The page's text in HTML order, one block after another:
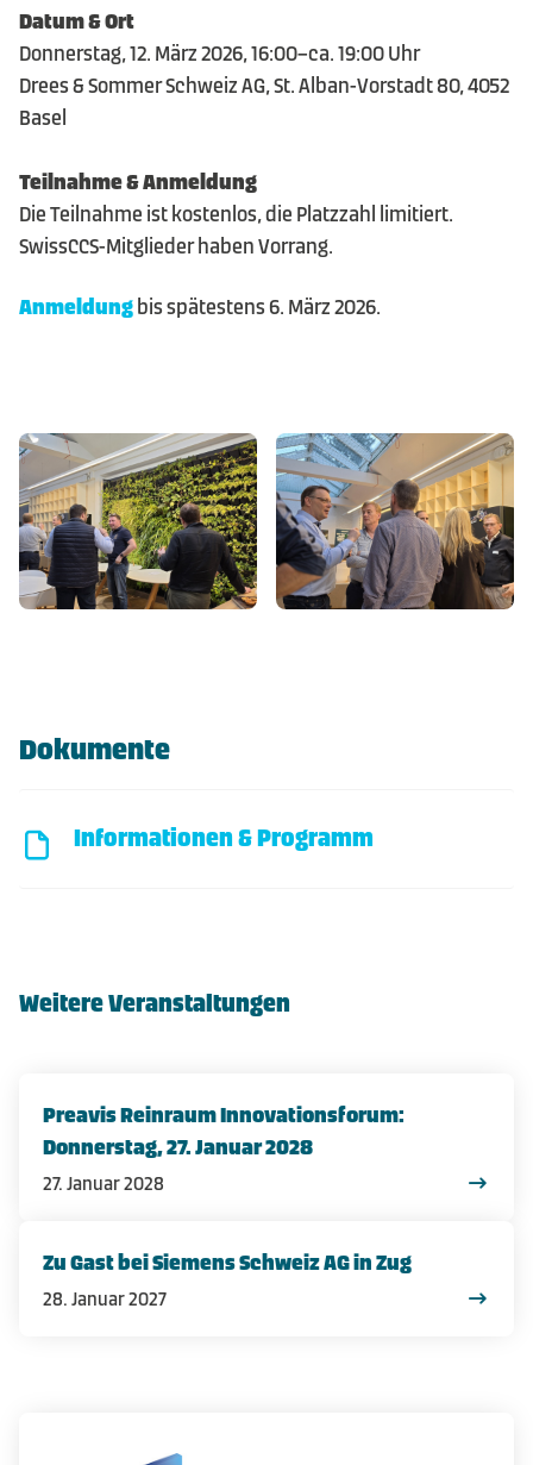
Datum & Ort
Donnerstag, 12. März 2026, 16:00–ca. 19:00 Uhr
Drees & Sommer Schweiz AG, St. Alban-Vorstadt 80, 4052
Basel
Teilnahme & Anmeldung
Die Teilnahme ist kostenlos, die Platzzahl limitiert.
SwissCCS-Mitglieder haben Vorrang.
Anmeldungbis spätestens 6. März 2026.
Dokumente
Informationen & Programm
Weitere Veranstaltungen
Preavis Reinraum Innovationsforum:
Donnerstag, 27. Januar 2028
27. Januar 2028
Zu Gast bei Siemens Schweiz AG in Zug
28. Januar 2027